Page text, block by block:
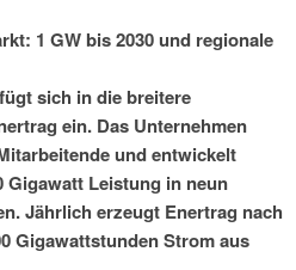
1 GW bis 2030 und regionale
sich in die breitere
ein. Das Unternehmen
und entwickelt
Gigawatt Leistung in neun
Jährlich erzeugt Enertrag nach
Gigawattstunden Strom aus